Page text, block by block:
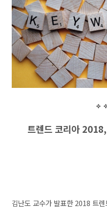
트렌드 코리아2018,
김난도 교수가 발표한2018 트